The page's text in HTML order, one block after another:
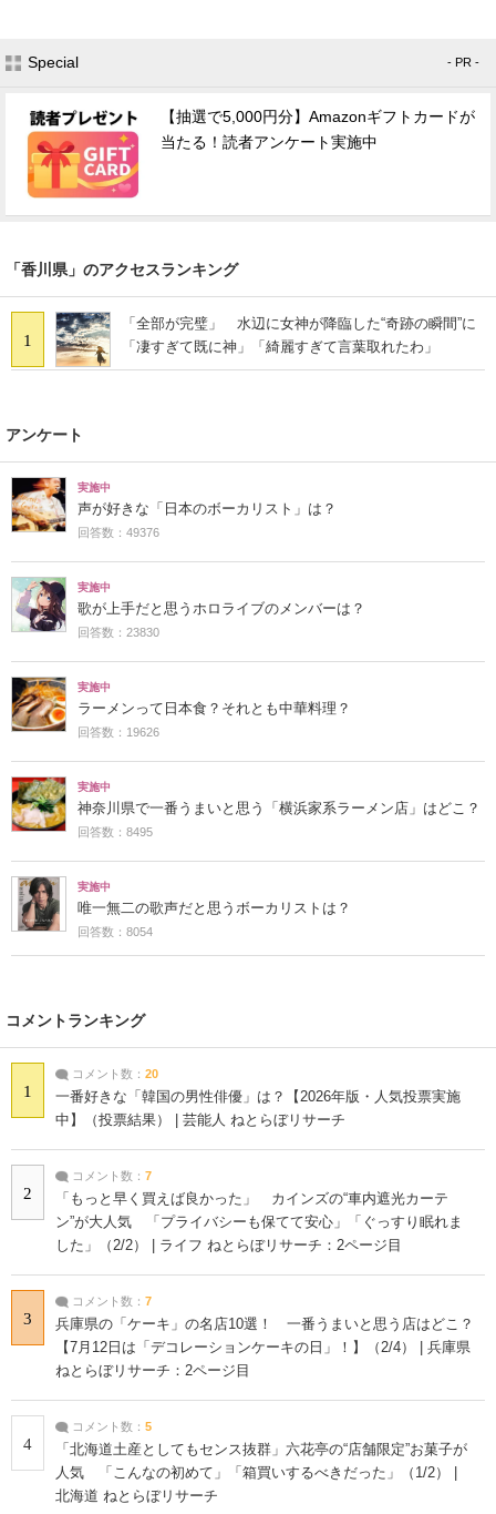
Special - PR -
【抽選で5,000円分】Amazonギフトカードが
当たる！読者アンケート実施中
「香川県」のアクセスランキング
1
「全部が完璧」 水辺に女神が降臨した“奇跡の瞬間”に
「凄すぎて既に神」「綺麗すぎて言葉取れたわ」
アンケート
実施中
声が好きな「日本のボーカリスト」は？
回答数：49376
実施中
歌が上手だと思うホロライブのメンバーは？
回答数：23830
実施中
ラーメンって日本食？それとも中華料理？
回答数：19626
実施中
神奈川県で一番うまいと思う「横浜家系ラーメン店」はどこ？
回答数：8495
実施中
唯一無二の歌声だと思うボーカリストは？
回答数：8054
コメントランキング
1
コメント数： 20
一番好きな「韓国の男性俳優」は？【2026年版・人気投票実施
中】（投票結果） | 芸能人 ねとらぼリサーチ
2
コメント数： 7
「もっと早く買えば良かった」 カインズの“車内遮光カーテ
ン”が大人気 「プライバシーも保てて安心」「ぐっすり眠れま
した」（2/2） | ライフ ねとらぼリサーチ：2ページ目
3
コメント数： 7
兵庫県の「ケーキ」の名店10選！ 一番うまいと思う店はどこ？
【7月12日は「デコレーションケーキの日」！】（2/4） | 兵庫県
ねとらぼリサーチ：2ページ目
4
コメント数： 5
「北海道土産としてもセンス抜群」六花亭の“店舗限定”お菓子が
人気 「こんなの初めて」「箱買いするべきだった」（1/2） |
北海道 ねとらぼリサーチ